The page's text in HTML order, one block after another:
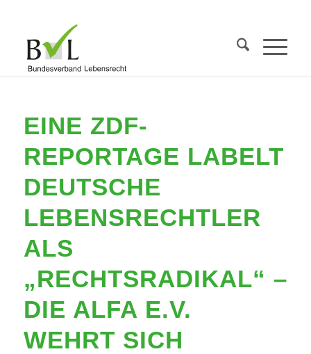
EINE ZDF-
REPORTAGE LABELT
DEUTSCHE
LEBENSRECHTLER
ALS
„RECHTSRADIKAL“ –
DIE ALFA E.V.
WEHRT SICH